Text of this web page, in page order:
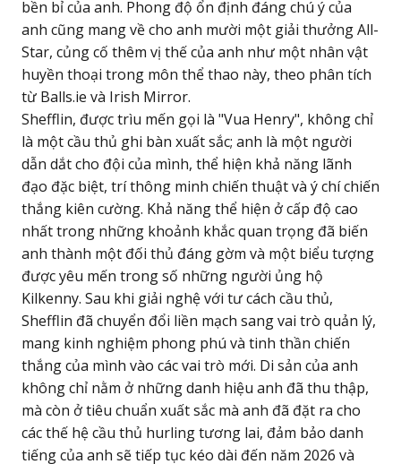
bền bỉ của anh. Phong độ ổn định đáng chú ý của
anh cũng mang về cho anh mười một giải thưởng All-
Star, củng cố thêm vị thế của anh như một nhân vật
huyền thoại trong môn thể thao này, theo phân tích
từ Balls.ie và Irish Mirror.
Shefflin, được trìu mến gọi là "Vua Henry", không chỉ
là một cầu thủ ghi bàn xuất sắc; anh là một người
dẫn dắt cho đội của mình, thể hiện khả năng lãnh
đạo đặc biệt, trí thông minh chiến thuật và ý chí chiến
thắng kiên cường. Khả năng thể hiện ở cấp độ cao
nhất trong những khoảnh khắc quan trọng đã biến
anh thành một đối thủ đáng gờm và một biểu tượng
được yêu mến trong số những người ủng hộ
Kilkenny. Sau khi giải nghệ với tư cách cầu thủ,
Shefflin đã chuyển đổi liền mạch sang vai trò quản lý,
mang kinh nghiệm phong phú và tinh thần chiến
thắng của mình vào các vai trò mới. Di sản của anh
không chỉ nằm ở những danh hiệu anh đã thu thập,
mà còn ở tiêu chuẩn xuất sắc mà anh đã đặt ra cho
các thế hệ cầu thủ hurling tương lai, đảm bảo danh
tiếng của anh sẽ tiếp tục kéo dài đến năm 2026 và